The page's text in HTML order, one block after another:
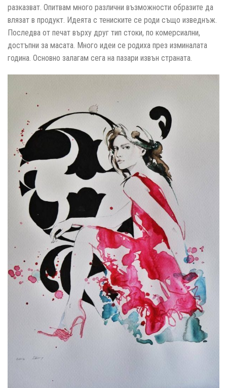
разказват. Опитвам много различни възможности образите да
влязат в продукт. Идеята с тениските се роди също изведнъж.
Последва от печат върху друг тип стоки, по комерсиални,
достъпни за масата. Много идеи се родиха през изминалата
година. Основно залагам сега на пазари извън страната.